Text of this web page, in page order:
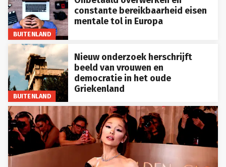
BUITENLAND
constante bereikbaarheid eisen
mentale tol in Europa
BUITENLAND
Nieuw onderzoek herschrijft
beeld van vrouwen en
democratie in het oude
Griekenland